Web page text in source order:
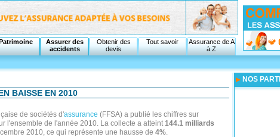
Assurer des
accidents
Obtenir des
devis
Tout savoir
Assurance de A
à Z
BAISSE EN 2010
de sociétés d'assurance (FFSA) a publié les chiffres sur
l'ensemble de l'année 2010. La collecte a atteint144.1 milliards
2010, ce qui représente une hausse de 4%.
NOS